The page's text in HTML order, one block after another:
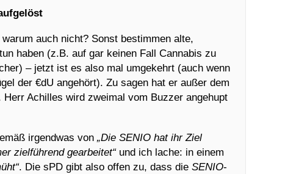
auch nicht? Sonst bestimmen alte,
haben (z.B. auf gar keinen Fall Cannabis zu
– jetzt ist es also mal umgekehrt (auch wenn
der €dU angehört). Zu sagen hat er außer dem
Achilles wird zweimal vom Buzzer angehupt
irgendwas von„Die SENIO hat ihr Ziel
zielführend gearbeitet“und ich lache: in einem
. Die sPD gibt also offen zu, dass dieSENIO-